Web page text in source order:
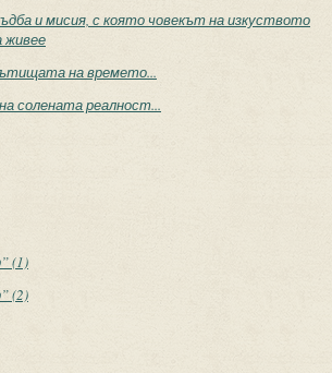
и мисия, с която човекът на изкуството
живее
на времето...
солената реалност...
(1)
(2)